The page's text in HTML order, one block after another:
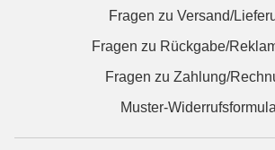
Fragen zu Versand/
Fragen zu Rückgabe/
Fragen zu Zahlung/
Muster-